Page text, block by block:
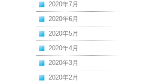
2020年7月
2020年6月
2020年5月
2020年4月
2020年3月
2020年2月